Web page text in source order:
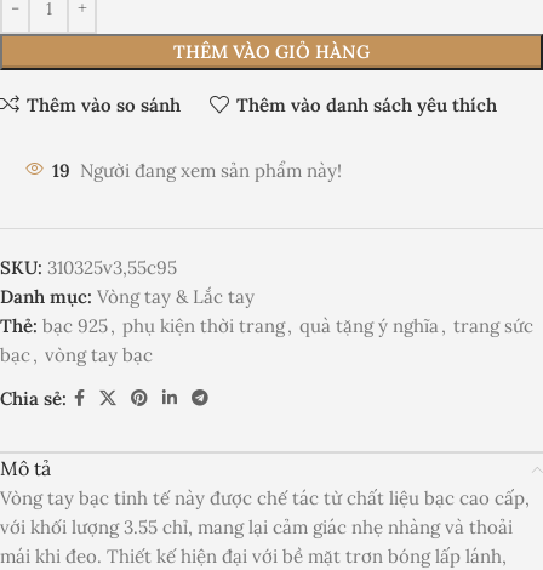
THÊM VÀO GIỎ HÀNG
Thêm vào so sánh Thêm vào danh sách yêu thích
19 Người đang xem sản phẩm này!
SKU: 310325v3,55c95
Danh mục: Vòng tay & Lắc tay
Thẻ: bạc 925, phụ kiện thời trang, quà tặng ý nghĩa, trang sức
bạc, vòng tay bạc
Chia sẻ:
Mô tả
Vòng tay bạc tinh tế này được chế tác từ chất liệu bạc cao cấp,
với khối lượng 3.55 chỉ, mang lại cảm giác nhẹ nhàng và thoải
mái khi đeo. Thiết kế hiện đại với bề mặt trơn bóng lấp lánh,